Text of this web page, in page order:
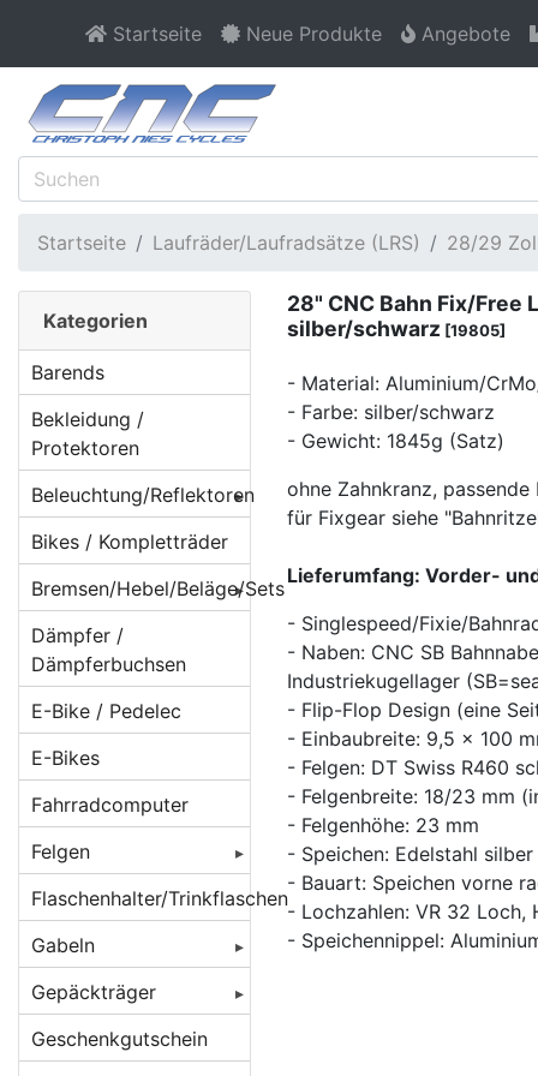
Startseite Neue Produkte Angebote
Startseite Laufräder/Laufradsätze (LRS) 28/29
28" CNC Bahn Fix/Free
silber/schwarz [19805]
- Material: Aluminium/
- Farbe: silber/schwarz
- Gewicht: 1845g (Satz)
ohne Zahnkranz,
für Fixgear siehe
Lieferumfang: Vorder-
- Singlespeed/Fixie/
- Naben: CNC SB
Industriekugellager
- Flip-Flop Design (eine
- Einbaubreite: 9,5 x 100
- Felgen: DT Swiss R460
- Felgenbreite: 18/23 mm
- Felgenhöhe: 23 mm
- Speichen: Edelstahl silber
- Bauart: Speichen vorne
- Lochzahlen: VR 32 Loch,
- Speichennippel:
Kategorien
Barends
Bekleidung /
Protektoren
Beleuchtung/Reflektoren
Beleuchtung für
Batteriebetrieb
Beleuchtung für
Dynamobetrieb
Beleuchtung für
E-Bikes/ Pedelec
Lampenhalter /
Rücklichthalter
Lichtkabel /
Stecker /
Verbinder
Reflektoren /
Reflex-Sticker
Seitenläufer-
Dynamos
Bikes / Kompletträder
Bremsen/Hebel/Beläge/Sets
BMX Bremsen
Bremsbeläge
Beläge für
Brakes
Beläge für
Felgenbremsen
Beläge für
Caliper/Zange
Beläge für
Scheibenbremsen
Bremsen
Bremsenzubehör/Ersatzteile
Bremshebel
Bremsscheiben/Rotoren
Crossbremsen
Rennradbremsen
/ Zangenbremsen
Scheibenbremsadapter
Scheibenbremsen
Dämpfer /
Dämpferbuchsen
E-Bike / Pedelec
E-Bikes
Fahrradcomputer
Felgen
Felgen 16 Zoll
Felgen 20 Zoll
Felgen 22 Zoll
Felgen 24 Zoll
Flaschenhalter/Trinkflaschen
Gabeln
Federgabeln
DT Swiss
Starrgabeln
Gepäckträger
Gepäckträger
hinten
Geschenkgutschein